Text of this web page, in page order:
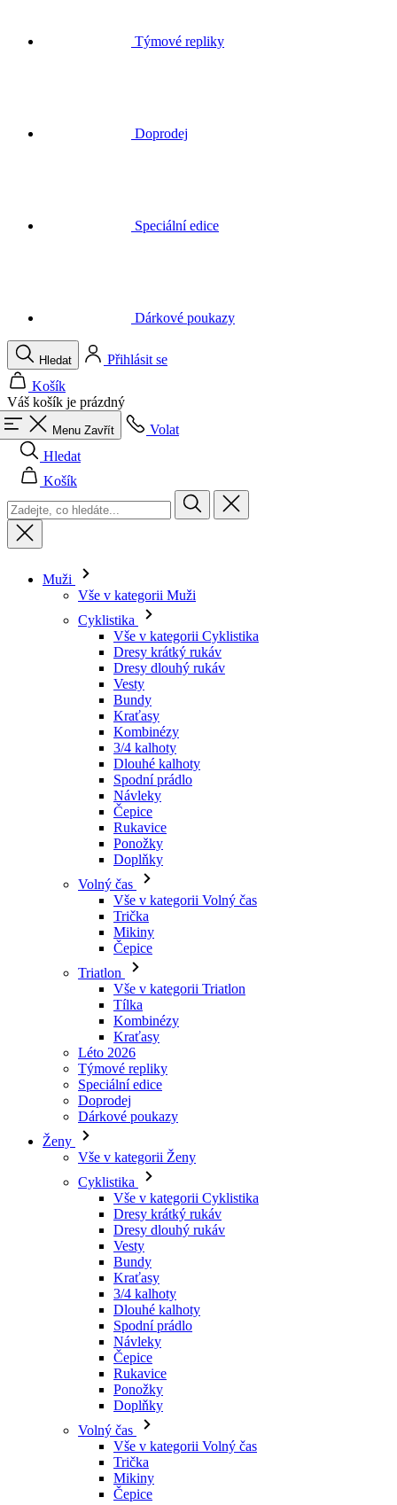
Váš košík je prázdný
Menu Zavřít
Volat
Hledat
Košík
Muži
Vše v kategorii Muži
Dresy dlouhý rukáv
Vesty
Bundy
Kraťasy
Kombinézy
3/4 kalhoty
Dlouhé kalhoty
Spodní prádlo
Návleky
Čepice
Rukavice
Ponožky
Doplňky
Volný čas
Vše v kategorii Volný čas
Trička
Mikiny
Čepice
Triatlon
Vše v kategorii Triatlon
Tílka
Kombinézy
Kraťasy
Léto 2026
Týmové repliky
Speciální edice
Doprodej
Dárkové poukazy
Ženy
Vše v kategorii Ženy
Cyklistika
Vše v kategorii Cyklistika
Dresy dlouhý rukáv
Vesty
Bundy
Kraťasy
3/4 kalhoty
Dlouhé kalhoty
Spodní prádlo
Návleky
Čepice
Rukavice
Ponožky
Doplňky
Volný čas
Vše v kategorii Volný čas
Trička
Mikiny
Čepice
Triatlon
Vše v kategorii Triatlon
Tílka
Kombinézy